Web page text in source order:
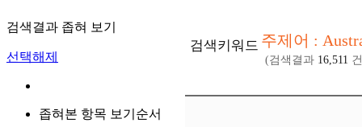
검색결과 좁혀 보기
선택해제
좁혀본 항목 보기순서
검색키워드 주제어 :
(검색결과 16,511